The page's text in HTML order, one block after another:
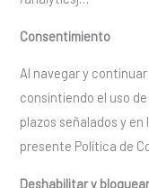
Consentimiento
Al navegar y
consintiendo el uso
plazos señalados y
presente Política de
Deshabilitar y